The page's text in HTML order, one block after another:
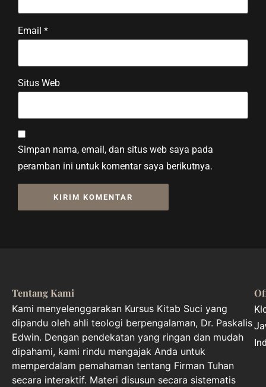
Email *
Situs Web
Simpan nama, email, dan situs web saya pada
peramban ini untuk komentar saya berikutnya.
Tentang Kami
Kami menyelenggarakan Kursus Kitab Suci yang
dipandu oleh ahli teologi berpengalaman, Dr. Paskalis
Edwin. Dengan pendekatan yang ringan dan mudah
dipahami, kami rindu mengajak Anda untuk
memperdalam pemahaman tentang Firman Tuhan
secara interaktif. Materi disusun secara sistematis